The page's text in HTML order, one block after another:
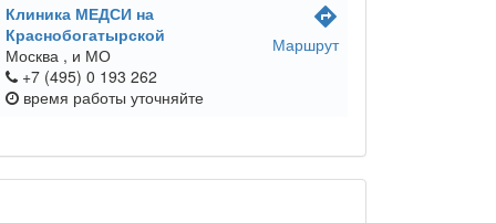
Клиника МЕДСИ на
Краснобогатырской
Москва , и МО
+7 (495) 0 193 262
время работы уточняйте
directions
Маршрут